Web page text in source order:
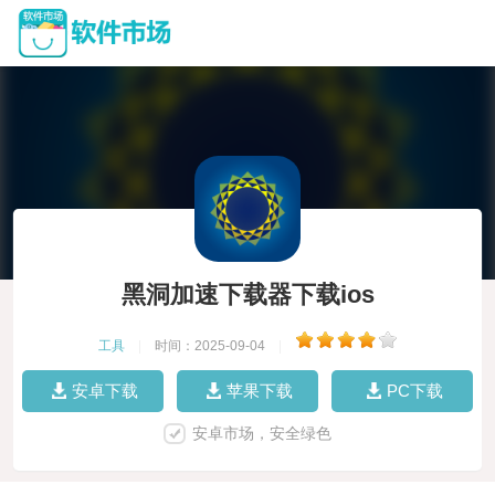
黑洞加速下载器下载ios
工具 时间：2025-09-04
安卓下载 苹果下载 PC下载
安卓市场，安全绿色